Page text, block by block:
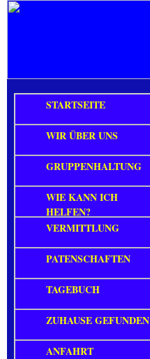
STARTSEITE
WIR ÜBER UNS
GRUPPENHALTUNG
WIE KANN ICH
HELFEN?
VERMITTLUNG
PATENSCHAFTEN
TAGEBUCH
ZUHAUSE GEFUNDEN
ANFAHRT